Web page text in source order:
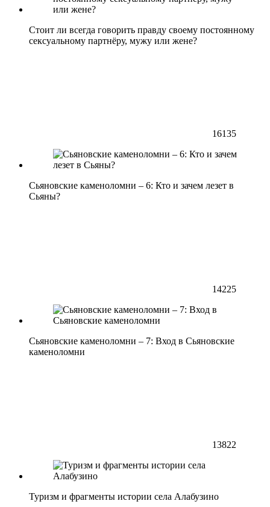
Стоит ли всегда говорить правду своему постоянному
сексуальному партнёру, мужу или жене?
16135
Сьяновские каменоломни – 6: Кто и зачем лезет в
Сьяны?
14225
Сьяновские каменоломни – 7: Вход в Сьяновские
каменоломни
13822
Туризм и фрагменты истории села Алабузино